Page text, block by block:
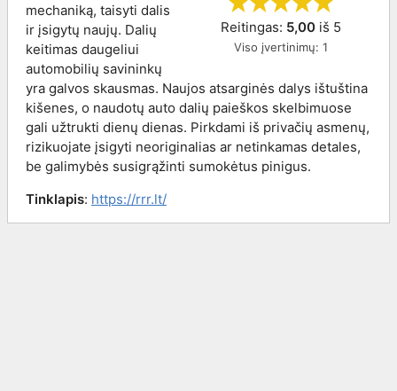
Reitingas: 5,00iš 5
Viso įvertinimų: 1
mechaniką, taisyti dalis
ir įsigytų naujų. Dalių
keitimas daugeliui
automobilių savininkų
yra galvos skausmas. Naujos atsarginės dalys ištuština
kišenes, o naudotų auto dalių paieškos skelbimuose
gali užtrukti dienų dienas. Pirkdami iš privačių asmenų,
rizikuojate įsigyti neoriginalias ar netinkamas detales,
be galimybės susigrąžinti sumokėtus pinigus.
Tinklapis: https://rrr.lt/